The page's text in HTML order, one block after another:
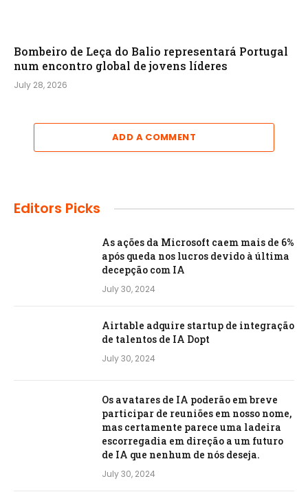
Bombeiro de Leça do Balio representará Portugal
num encontro global de jovens líderes
July 28, 2026
ADD A COMMENT
Editors Picks
As ações da Microsoft caem mais de 6%
após queda nos lucros devido à última
decepção com IA
July 30, 2024
Airtable adquire startup de integração
de talentos de IA Dopt
July 30, 2024
Os avatares de IA poderão em breve
participar de reuniões em nosso nome,
mas certamente parece uma ladeira
escorregadia em direção a um futuro
de IA que nenhum de nós deseja.
July 30, 2024